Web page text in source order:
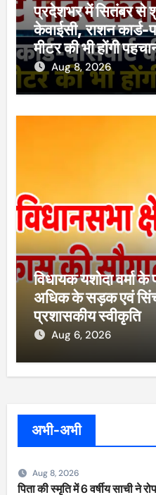
प्रदेशभर में सितंबर से
केवाईसी, राशन कार्ड-
मीटर की भी होंगी
Aug 8, 2026
विधायक यशोदा वर्मा
अधिक के सड़क एवं
प्रशासकीय स्वीकृति
Aug 6, 2026
अभी-अभी
Aug 8, 2026
पिता की स्मृति में 6 वर्षीय साची ने